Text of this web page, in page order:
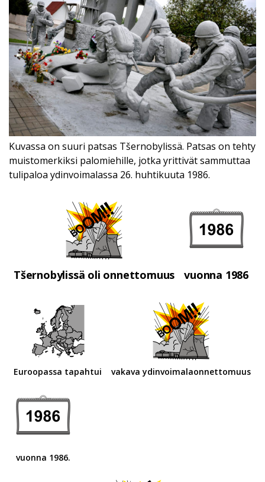
Tšernobylissä oli onnettomuus vuonna 1986
Kuvassa on suuri patsas Tšernobylissä. Patsas on tehty
muistomerkiksi palomiehille, jotka yrittivät sammuttaa
tulipaloa ydinvoimalassa 26. huhtikuuta 1986.
Euroopassa tapahtui vakava ydinvoimalaonnettomuus
vuonna 1986.